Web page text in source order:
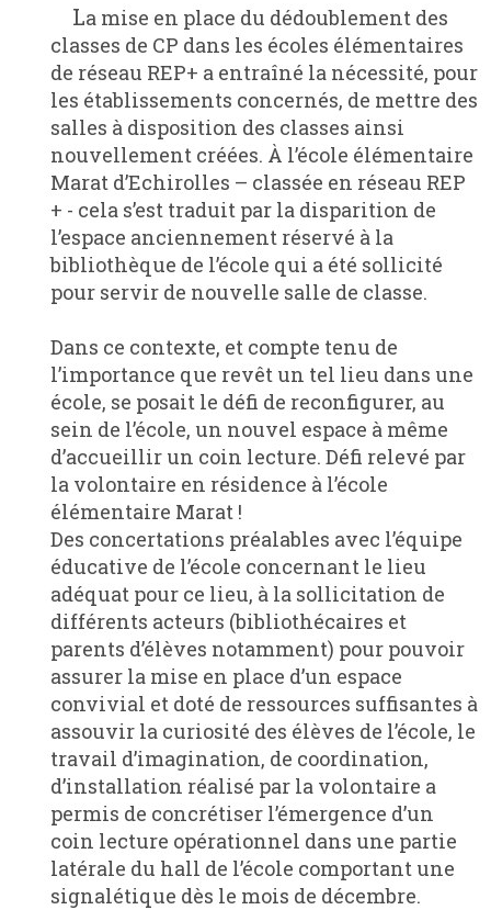
La mise en place du dédoublement des
classes de CP dans les écoles élémentaires
de réseau REP+ a entraîné la nécessité, pour
les établissements concernés, de mettre des
salles à disposition des classes ainsi
nouvellement créées. À l’école élémentaire
Marat d’Echirolles – classée en réseau REP
+ - cela s’est traduit par la disparition de
l’espace anciennement réservé à la
bibliothèque de l’école qui a été sollicité
pour servir de nouvelle salle de classe.
Dans ce contexte, et compte tenu de
l’importance que revêt un tel lieu dans une
école, se posait le défi de reconfigurer, au
sein de l’école, un nouvel espace à même
d’accueillir un coin lecture. Défi relevé par
la volontaire en résidence à l’école
élémentaire Marat !
Des concertations préalables avec l’équipe
éducative de l’école concernant le lieu
adéquat pour ce lieu, à la sollicitation de
différents acteurs (bibliothécaires et
parents d’élèves notamment) pour pouvoir
assurer la mise en place d’un espace
convivial et doté de ressources suffisantes à
assouvir la curiosité des élèves de l’école, le
travail d’imagination, de coordination,
d’installation réalisé par la volontaire a
permis de concrétiser l’émergence d’un
coin lecture opérationnel dans une partie
latérale du hall de l’école comportant une
signalétique dès le mois de décembre.